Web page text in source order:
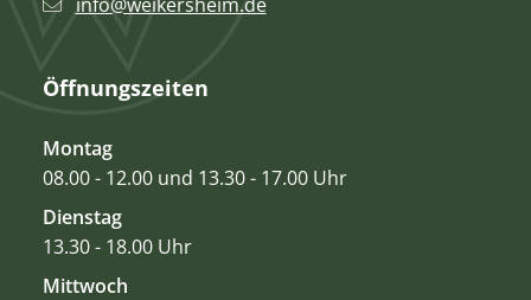
Öffnungszeiten
Montag
08.00 - 12.00 und 13.30 - 17.00 Uhr
Dienstag
13.30 - 18.00 Uhr
Mittwoch